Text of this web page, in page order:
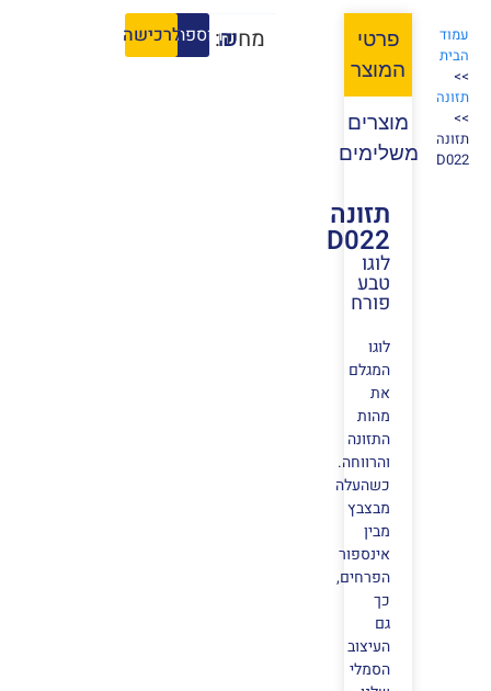
עמוד
הבית
>>
תזונה
>>
תזונה
D022
פרטי
המוצר
מוצרים
משלימים
תזונה
D022
לוגו
טבע
פורח
לוגו
המגלם
את
מהות
התזונה
והרווחה.
כשהעלה
מבצבץ
מבין
אינספור
הפרחים,
כך
גם
העיצוב
הסמלי
מחיר:
₪הוספה לסל
לרכישה